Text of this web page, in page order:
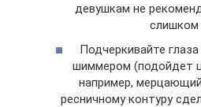
девушкам не
слишком
Подчеркивайте
шиммером (подойдет
например,
ресничному контуру